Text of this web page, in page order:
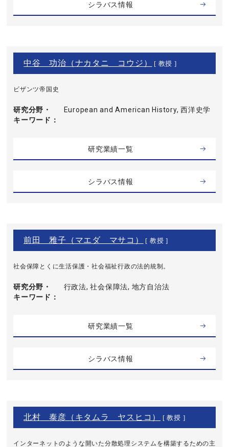
シラバス情報
中谷 功治（ナカタニ コウジ） [ 教授 ]
ビザンツ帝国史
研究分野・
キーワード
European and American History, 西洋史学
研究業績一覧
シラバス情報
前田 雅子（マエダ マサコ） [ 教授 ]
社会保障とくに生活保護・社会福祉行政の法的統制。
研究分野・
キーワード
行政法, 社会保障法, 地方自治法
研究業績一覧
シラバス情報
北村 泰彦（キタムラ ヤスヒコ） [ 教授 ]
インターネットのような開いた分散処理システムを構築するための主